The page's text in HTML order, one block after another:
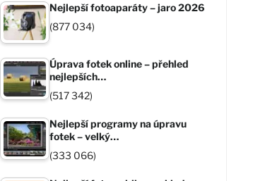
Nejlepší fotoaparáty – jaro 2026
(877 034)
Úprava fotek online – přehled
nejlepších…
(517 342)
Nejlepší programy na úpravu
fotek – velký…
(333 066)